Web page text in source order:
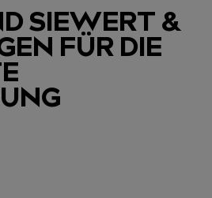
SIEWERT &
FÜR DIE